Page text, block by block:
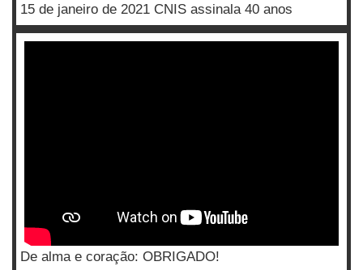
15 de janeiro de 2021 CNIS assinala 40 anos
De alma e coração: OBRIGADO!